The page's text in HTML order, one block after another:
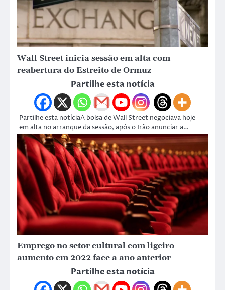
Wall Street inicia sessão em alta com
reabertura do Estreito de Ormuz
Partilhe esta notícia
Partilhe esta notíciaA bolsa de Wall Street negociava hoje
em alta no arranque da sessão, após o Irão anunciar a…
Emprego no setor cultural com ligeiro
aumento em 2022 face a ano anterior
Partilhe esta notícia